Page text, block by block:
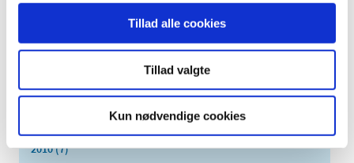
Tillad alle cookies
Tillad valgte
Kun nødvendige cookies
2010 (7)